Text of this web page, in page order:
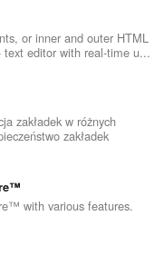
or inner and outer HTML
editor with real-time u...
zakładek w różnych
zakładek
with various features.